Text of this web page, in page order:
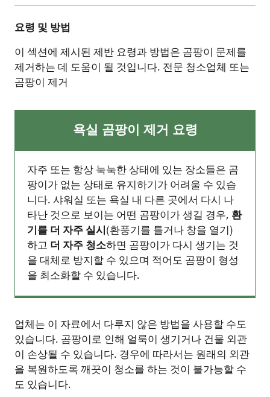
요령및방법
이 섹션에 제시된 제반 요령과 방법은 곰팡이 문제를
제거하는 데 도움이 될 것입니다. 전문 청소업체 또는
곰팡이 제거
욕실 곰팡이 제거 요령
자주 또는 항상 눅눅한 상태에 있는 장소들은 곰
팡이가 없는 상태로 유지하기가 어려울 수 있습
니다. 샤워실 또는 욕실 내 다른 곳에서 다시 나
타난 것으로 보이는 어떤 곰팡이가 생길 경우,환
기를더자주실시(환풍기를 틀거나 창을 열기)
하고더자주청소하면 곰팡이가 다시 생기는 것
을 대체로 방지할 수 있으며 적어도 곰팡이 형성
을 최소화할 수 있습니다.
업체는 이 자료에서 다루지 않은 방법을 사용할 수도
있습니다. 곰팡이로 인해 얼룩이 생기거나 건물 외관
이 손상될 수 있습니다. 경우에 따라서는 원래의 외관
을 복원하도록 깨끗이 청소를 하는 것이 불가능할 수
도 있습니다.